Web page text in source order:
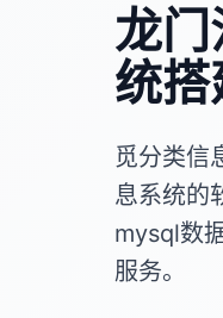
龙门
统搭
觅分类信
息系统的
mysql数
服务。